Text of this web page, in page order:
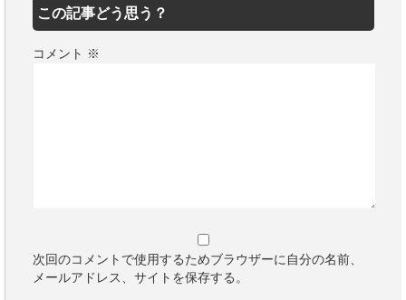
この記事どう思う？
コメント ※
次回のコメントで使用するためブラウザーに自分の名前、
メールアドレス、サイトを保存する。